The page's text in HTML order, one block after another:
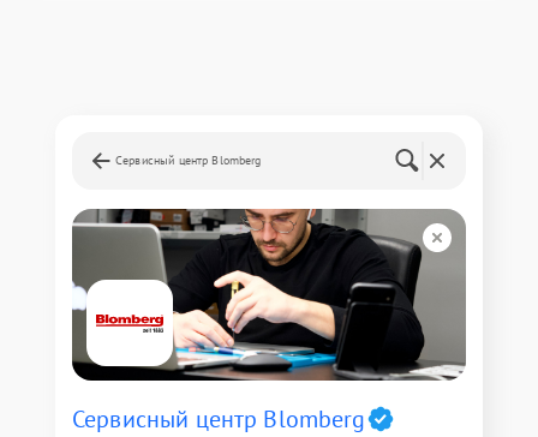
Сервисный центр Blomberg
Сервисный центр Blomberg